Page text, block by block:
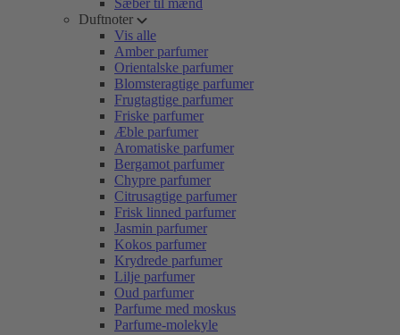
Sæber til mænd
Duftnoter
Vis alle
Amber parfumer
Orientalske parfumer
Blomsteragtige parfumer
Frugtagtige parfumer
Friske parfumer
Æble parfumer
Aromatiske parfumer
Bergamot parfumer
Chypre parfumer
Citrusagtige parfumer
Frisk linned parfumer
Jasmin parfumer
Kokos parfumer
Krydrede parfumer
Lilje parfumer
Oud parfumer
Parfume med moskus
Parfume-molekyle